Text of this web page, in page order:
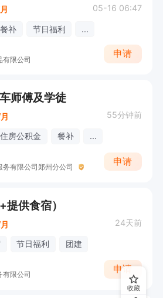
05-16 06:47
餐补 节日福利 ...
有限公司
申请
师傅及学徒
55分钟前
住房公积金 餐补 ...
有限公司郑州分公司
申请
供食宿）
24天前
节日福利 团建
有限公司
申请
收藏